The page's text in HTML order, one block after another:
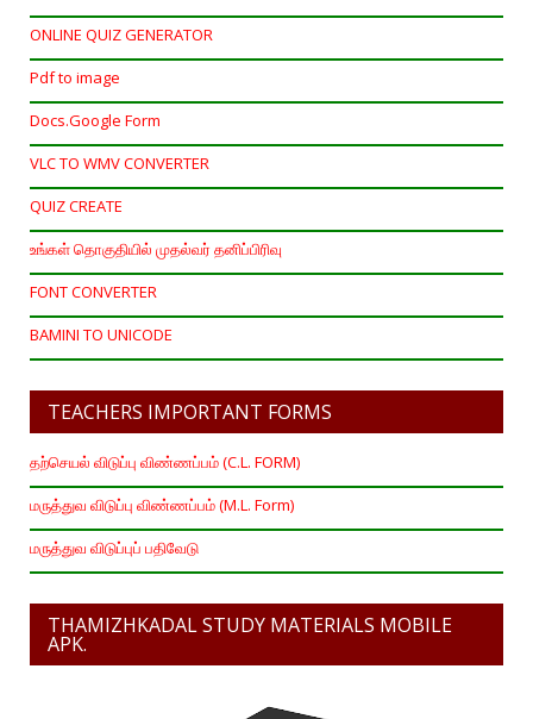
ONLINE QUIZ GENERATOR
Pdf to image
Docs.Google Form
VLC TO WMV CONVERTER
QUIZ CREATE
உங்கள் தொகுதியில் முதல்வர் தனிப்பிரிவு
FONT CONVERTER
BAMINI TO UNICODE
TEACHERS IMPORTANT FORMS
தற்செயல் விடுப்பு விண்ணப்பம் (C.L. FORM)
மருத்துவ விடுப்பு விண்ணப்பம் (M.L. Form)
மருத்துவ விடுப்புப் பதிவேடு
THAMIZHKADAL STUDY MATERIALS MOBILE
APK.